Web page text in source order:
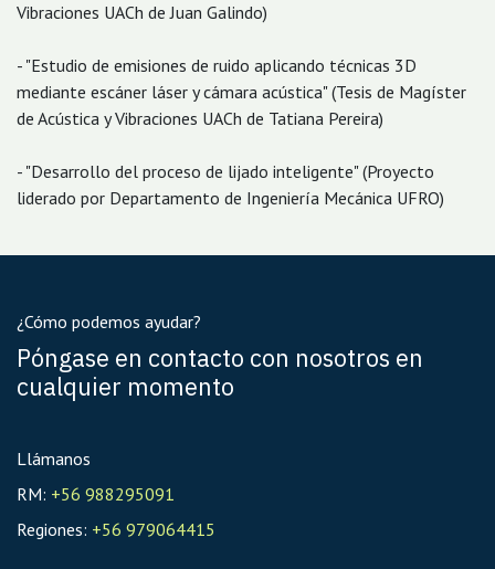
Vibraciones UACh de Juan Galindo)
- "Estudio de emisiones de ruido aplicando técnicas 3D
mediante escáner láser y cámara acústica" (Tesis de Magíster
de Acústica y Vibraciones UACh de Tatiana Pereira)
- "Desarrollo del proceso de lijado inteligente" (Proyecto
liderado por Departamento de Ingeniería Mecánica UFRO)
¿Cómo podemos ayudar?
Póngase en contacto con nosotros en
cualquier momento
Llámanos
RM: +56 988295091
Regiones: +56 979064415